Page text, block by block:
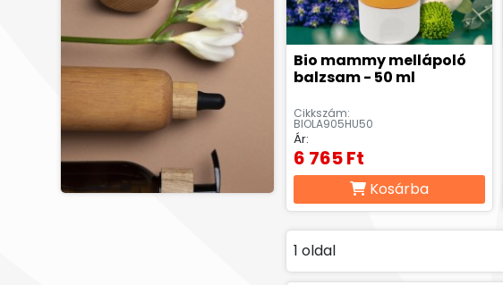
Bio mammy mellápoló
balzsam - 50 ml
Cikkszám:
BIOLA905HU50
Ár:
6 765 Ft
Kosárba
1 oldal